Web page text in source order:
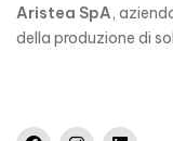
Aristea SpA,
della produzione di